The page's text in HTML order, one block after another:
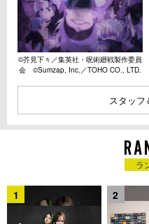
©芥見下々／集英社・呪術廻戦製作委員
会 ©Sumzap, Inc.／TOHO CO., LTD.
スタッフ
ラ
1 2